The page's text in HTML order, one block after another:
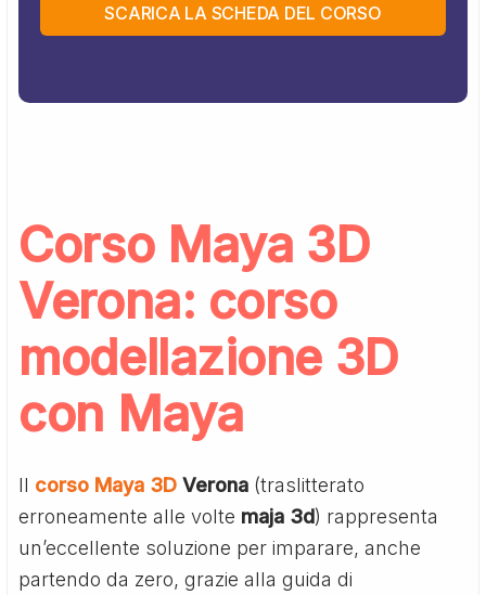
SCARICA LA SCHEDA DEL CORSO
Corso Maya 3D
Verona: corso
modellazione 3D
con Maya
Il corso Maya 3D Verona (traslitterato
erroneamente alle volte maja 3d) rappresenta
un’eccellente soluzione per imparare, anche
partendo da zero, grazie alla guida di